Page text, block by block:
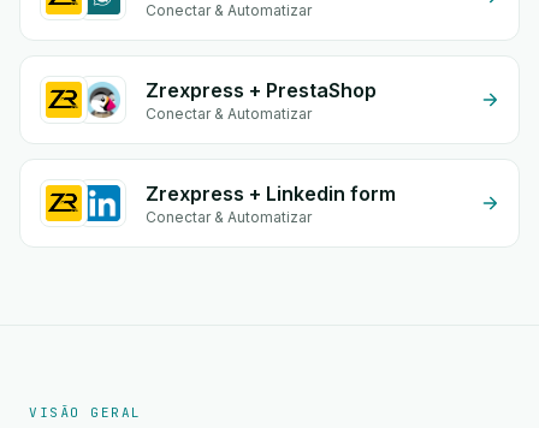
Conectar & Automatizar
Zrexpress + PrestaShop
Conectar & Automatizar
Zrexpress + Linkedin form
Conectar & Automatizar
VISÃO GERAL